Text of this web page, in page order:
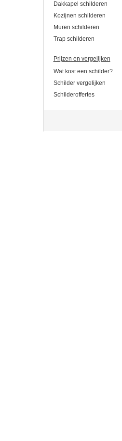
Dakkapel schilderen
Kozijnen schilderen
Muren schilderen
Trap schilderen
Prijzen en vergelijken
Wat kost een schilder?
Schilder vergelijken
Schilderoffertes